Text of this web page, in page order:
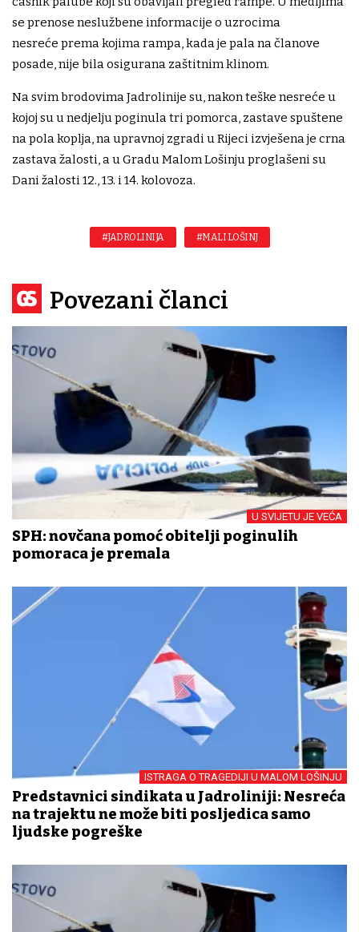
se prenose neslužbene informacije o uzrocima
nesreće prema kojima rampa, kada je pala na članove
posade, nije bila osigurana zaštitnim klinom.
Na svim brodovima Jadrolinije su, nakon teške nesreće u
kojoj su u nedjelju poginula tri pomorca, zastave spuštene
na pola koplja, na upravnoj zgradi u Rijeci izvješena je crna
zastava žalosti, a u Gradu Malom Lošinju proglašeni su
Dani žalosti 12., 13. i 14. kolovoza.
#JADROLINIJA #MALI LOŠINJ
Povezani članci
U SVIJETU JE VEĆA
SPH: novčana pomoć obitelji poginulih
pomoraca je premala
ISTRAGA O TRAGEDIJI U MALOM LOŠINJU
Predstavnici sindikata u Jadroliniji: Nesreća
na trajektu ne može biti posljedica samo
ljudske pogreške